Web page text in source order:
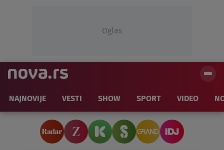
Oglas
NAJNOVIJE VESTI SHOW SPORT VIDEO